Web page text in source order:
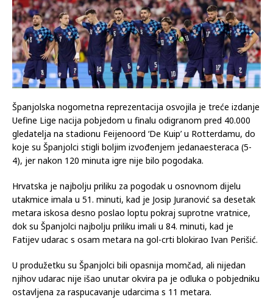
Španjolska nogometna reprezentacija osvojila je treće izdanje
Uefine Lige nacija pobjedom u finalu odigranom pred 40.000
gledatelja na stadionu Feijenoord ‘De Kuip’ u Rotterdamu, do
koje su Španjolci stigli boljim izvođenjem jedanaesteraca (5-
4), jer nakon 120 minuta igre nije bilo pogodaka.
Hrvatska je najbolju priliku za pogodak u osnovnom dijelu
utakmice imala u 51. minuti, kad je Josip Juranović sa desetak
metara iskosa desno poslao loptu pokraj suprotne vratnice,
dok su Španjolci najbolju priliku imali u 84. minuti, kad je
Fatijev udarac s osam metara na gol-crti blokirao Ivan Perišić.
U produžetku su Španjolci bili opasnija momčad, ali nijedan
njihov udarac nije išao unutar okvira pa je odluka o pobjedniku
ostavljena za raspucavanje udarcima s 11 metara.